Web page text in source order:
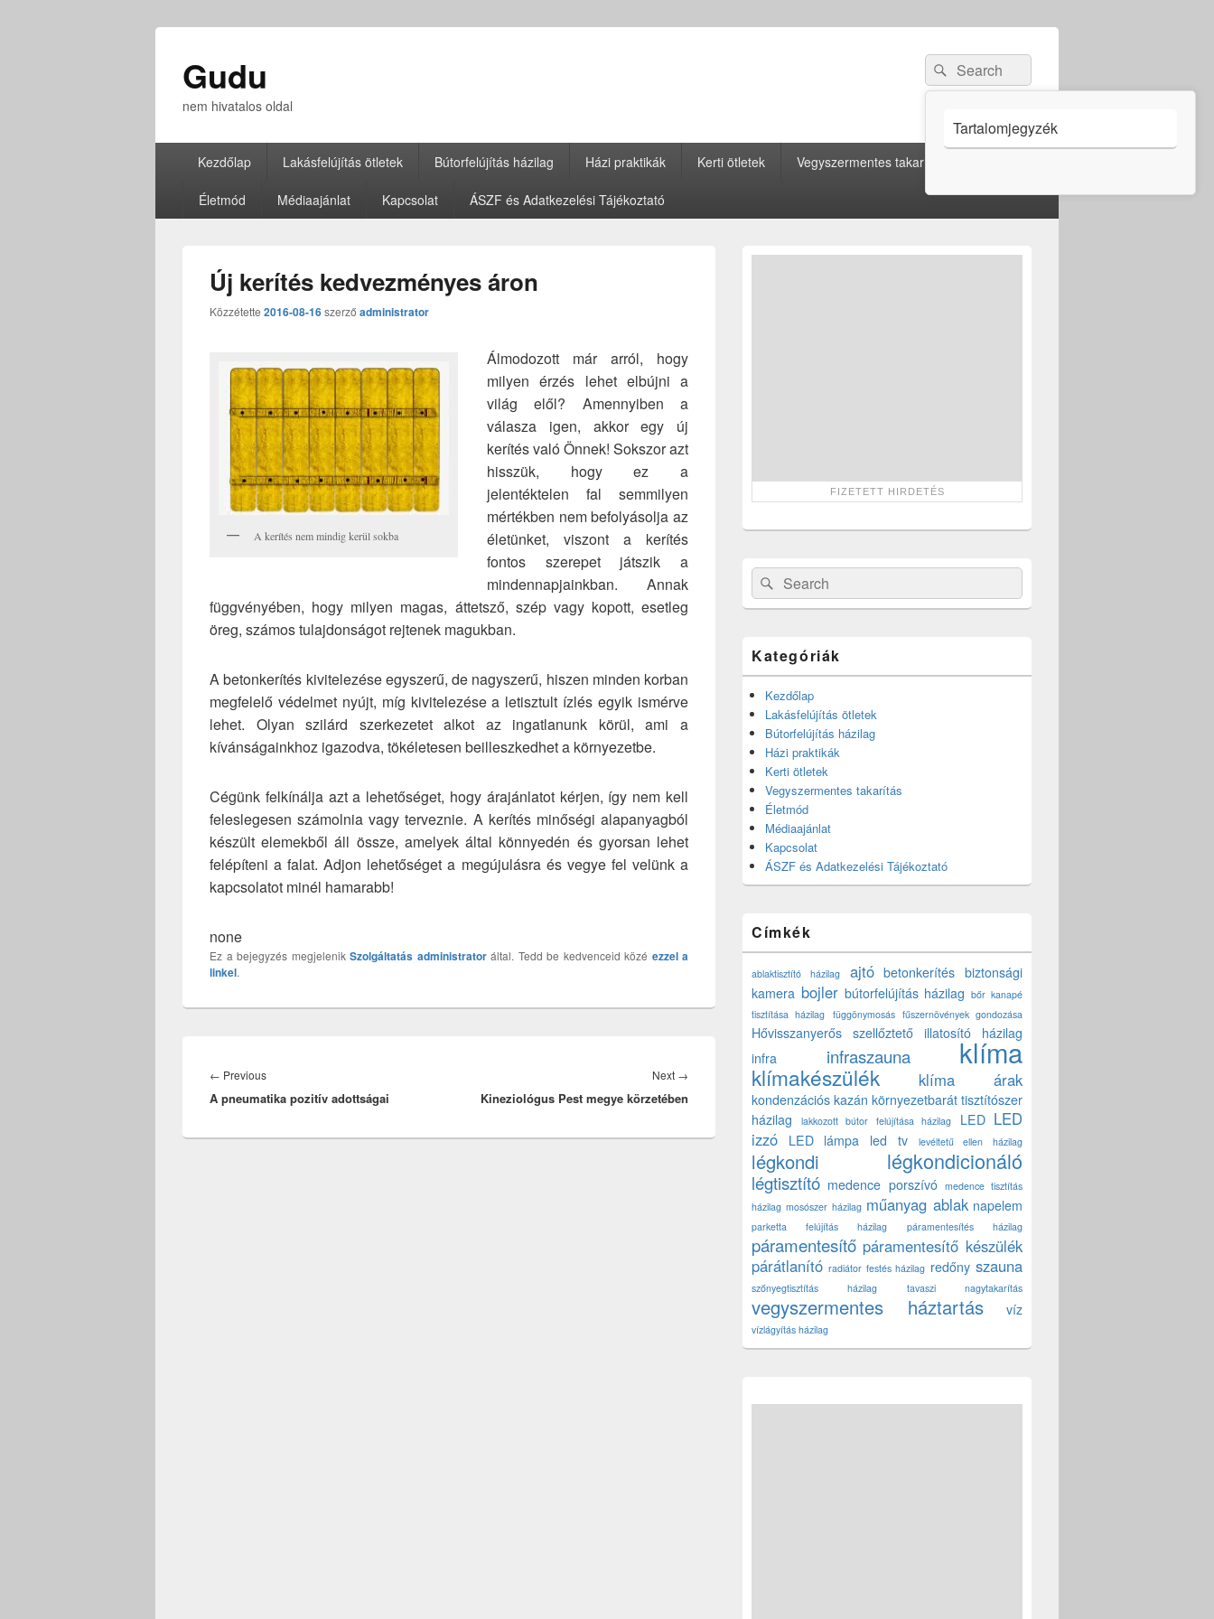
Gudu
nem hivatalos oldal
Search
for:
Search
Kezdőlap Lakásfelújítás ötletek Bútorfelújítás házilag Házi praktikák Kerti ötletek Vegyszermentes takarítás
Életmód Médiaajánlat Kapcsolat ÁSZF és Adatkezelési Tájékoztató
Új kerítés kedvezményes áron
Közzétette 2016-08-16szerző administrator
A kerítés nem mindig kerül sokba
Álmodozott már arról, hogy
milyen érzés lehet elbújni a
világ elől? Amennyiben a
válasza igen, akkor egy új
kerítés való Önnek! Sokszor azt
hisszük, hogy ez a
jelentéktelen fal semmilyen
mértékben nem befolyásolja az
életünket, viszont a kerítés
fontos szerepet játszik a
mindennapjainkban. Annak
függvényében, hogy milyen magas, áttetsző, szép vagy kopott, esetleg
öreg, számos tulajdonságot rejtenek magukban.
A betonkerítés kivitelezése egyszerű, de nagyszerű, hiszen minden korban
megfelelő védelmet nyújt, míg kivitelezése a letisztult ízlés egyik ismérve
lehet. Olyan szilárd szerkezetet alkot az ingatlanunk körül, ami a
kívánságainkhoz igazodva, tökéletesen beilleszkedhet a környezetbe.
Cégünk felkínálja azt a lehetőséget, hogy árajánlatot kérjen, így nem kell
feleslegesen számolnia vagy terveznie. A kerítés minőségi alapanyagból
készült elemekből áll össze, amelyek által könnyedén és gyorsan lehet
felépíteni a falat. Adjon lehetőséget a megújulásra és vegye fel velünk a
kapcsolatot minél hamarabb!
none
Ez a bejegyzés megjelenik Szolgáltatás administratoráltal. Tedd be kedvenceid közé ezzel a
linkel.
navigáció
← PreviousPrevious
post:
A pneumatika pozitív adottságai
Next →
Kineziológus Pest megye körzetében
Primary
Search
for:
Search
Kategóriák
Kezdőlap
Lakásfelújítás ötletek
Bútorfelújítás házilag
Házi praktikák
Kerti ötletek
Vegyszermentes takarítás
Életmód
Médiaajánlat
Kapcsolat
ÁSZF és Adatkezelési Tájékoztató
Címkék
ablaktisztító házilag ajtó betonkerítés biztonsági
kamera bojler bútorfelújítás házilag bőr kanapé
tisztítása házilag függönymosás fűszernövények gondozása
Hővisszanyerős szellőztető illatosító házilag
infra
infraszauna klíma
klímakészülék klíma árak
kondenzációs kazán környezetbarát tisztítószer
házilag
lakkozott bútor felújítása házilag LED LED
izzó
LED lámpa led tv levéltetű ellen házilag
légkondi légkondicionáló
légtisztító medence porszívó medence tisztítás
házilag mosószer házilag műanyag ablak napelem
parketta felújítás házilag páramentesítés házilag
páramentesítő páramentesítő készülék
párátlanító radiátor festés házilag redőny szauna
szőnyegtisztítás házilag tavaszi nagytakarítás
vegyszermentes háztartás víz
vízlágyítás házilag
Tartalomjegyzék